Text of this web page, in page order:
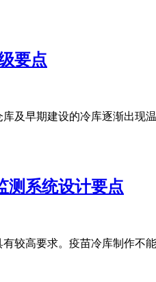
要点
及早期建设的冷库逐渐出现
测系统设计要点
较高要求。疫苗冷库制作不